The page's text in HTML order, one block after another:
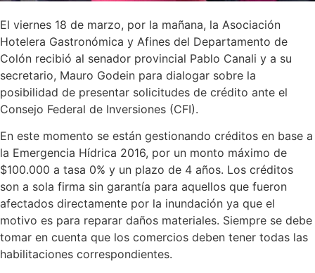
El viernes 18 de marzo, por la mañana, la Asociación
Hotelera Gastronómica y Afines del Departamento de
Colón recibió al senador provincial Pablo Canali y a su
secretario, Mauro Godein para dialogar sobre la
posibilidad de presentar solicitudes de crédito ante el
Consejo Federal de Inversiones (CFI).
En este momento se están gestionando créditos en base a
la Emergencia Hídrica 2016, por un monto máximo de
$100.000 a tasa 0% y un plazo de 4 años. Los créditos
son a sola firma sin garantía para aquellos que fueron
afectados directamente por la inundación ya que el
motivo es para reparar daños materiales. Siempre se debe
tomar en cuenta que los comercios deben tener todas las
habilitaciones correspondientes.